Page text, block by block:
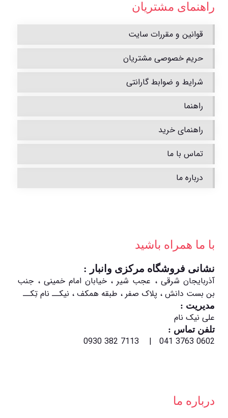
راهنمای مشتریان
قوانین و مقررات سایت
حریم خصوصی مشتریان
شرایط و ضوابط گارانتی
راهنما
راهنمای خرید
تماس با ما
درباره ما
با ما همراه باشید
نشانی فروشگاه مرکزی وانبار :
آذربایجان شرقی ، عجب شیر ، خیابان امام خمینی ، جنب
بن بست دانش ، پلاک صفر ، طبقه همکف ، نیکــ نام تِکــ
مدیریت :
علی نیک نام
تلفن تماس :
0602 3763 041 | 7113 382 0930
درباره ما